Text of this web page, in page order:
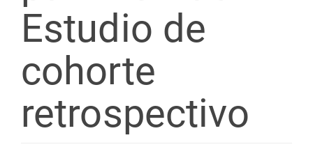
Estudio de
cohorte
retrospectivo